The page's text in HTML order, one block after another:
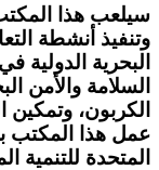
سيلعب هذا
وتنفيذ أنشطة
البحرية الدولية
السلامة والأمن
الكربون،
عمل هذا المكتب
المتحدة للتنمية